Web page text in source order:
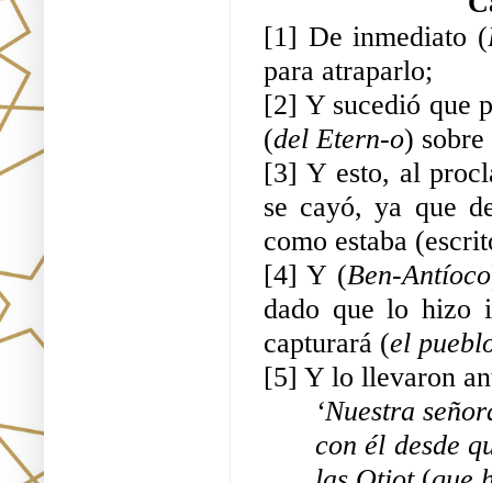
[1] De inmediato (
para atraparlo;
[2] Y sucedió que
(del Etern-o)
[3] Y esto, al
se cayó, ya que
como estaba
[4] Y (Ben-Antíoco
dado que lo hizo
capturará (el
[5] Y lo llevaron
‘Nuestra
con él desde